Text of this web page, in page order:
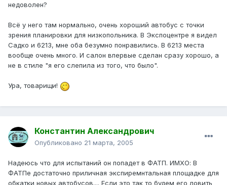
недоволен?
Всё у него там нормально, очень хороший автобус с точки
зрения планировки для низкопольника. В Экспоцентре я видел
Садко и 6213, мне оба безумно понравились. В 6213 места
вообще очень много. И салон впервые сделан сразу хорошо, а
не в стиле "я его слепила из того, что было".
Ура, товарищи!
Константин Александрович
Опубликовано 21 марта, 2005
Надеюсь что для испытаний он попадет в ФАТП. ИМХО: В
ФАТПе достаточно приличная экспиремнтальная площадке для
обкатки новых автобусов.... Если это так то будем его ловить